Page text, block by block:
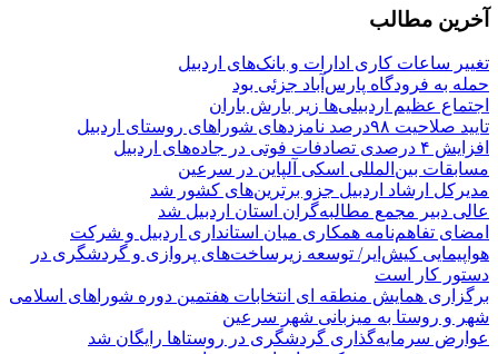
آخرین مطالب
تغییر ساعات کاری ادارات و بانک‌های اردبیل
حمله به فرودگاه پارس‌‌آباد جزئی بود
اجتماع عظیم اردبیلی‌ها زیر بارش باران
تایید صلاحیت ۹۸درصد نامزدهای شوراهای روستای اردبیل
افزایش ۴ درصدی تصادفات فوتی در جاده‌های اردبیل
مسابقات بین‌المللی اسکی آلپاین در سرعین
مدیرکل ارشاد اردبیل جزو برترین‌های کشور شد
عالی دبیر مجمع مطالبه‌گران استان اردبیل شد
امضای تفاهم‌نامه همکاری میان استانداری اردبیل و شرکت
هواپیمایی کیش‌ایر/ توسعه زیرساخت‌های پروازی و گردشگری در
دستور کار است
برگزاری همایش منطقه ای انتخابات هفتمین دوره شوراهای اسلامی
شهر و روستا به میزبانی شهر سرعین
عوارض سرمایه‌گذاری گردشگری در روستاها رایگان شد